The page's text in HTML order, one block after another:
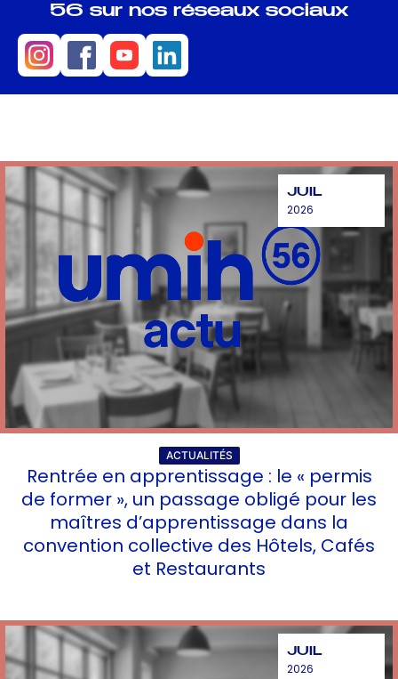
56 sur nos réseaux sociaux
JUIL
2026
ACTUALITÉS
Rentrée en apprentissage : le « permis
de former », un passage obligé pour les
maîtres d’apprentissage dans la
convention collective des Hôtels, Cafés
et Restaurants
JUIL
2026